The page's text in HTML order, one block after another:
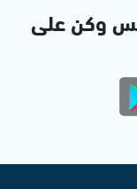
وكن على